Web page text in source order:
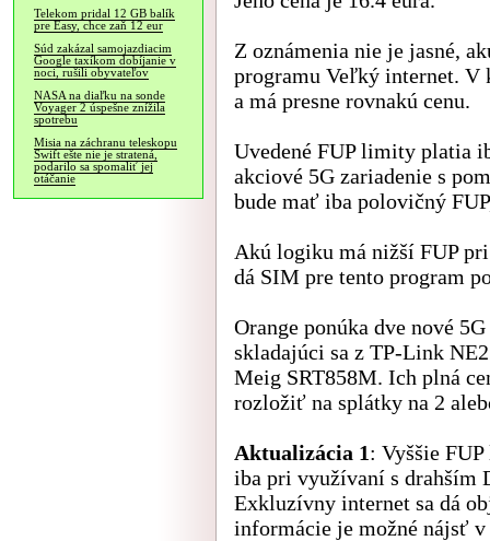
Telekom pridal 12 GB balík
pre Easy, chce zaň 12 eur
Súd zakázal samojazdiacim
Google taxíkom dobíjanie v
noci, rušili obyvateľov
NASA na diaľku na sonde
Voyager 2 úspešne znížila
spotrebu
Misia na záchranu teleskopu
Swift ešte nie je stratená,
podarilo sa spomaliť jej
otáčanie
Z oznámenia nie je jasné,
programu Veľký internet. V
a má presne rovnakú cenu.
Uvedené FUP limity platia
akciové 5G zariadenie s
bude mať iba polovičný
Akú logiku má nižší FUP
dá SIM pre tento program
Orange ponúka dve nové
skladajúci sa z TP-Link
Meig SRT858M. Ich plná
rozložiť na splátky na 2
Aktualizácia 1: Vyššie
iba pri využívaní s drahším
Exkluzívny internet sa dá
informácie je možné nájsť v